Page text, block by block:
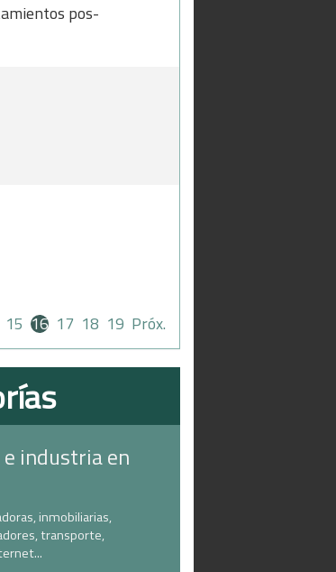
pos-
15 16 17 18 19 Próx.
e industria en
inmobiliarias,
transporte,